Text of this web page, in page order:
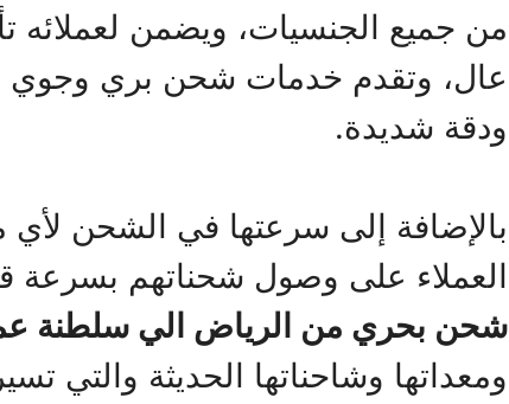
من جميع الجنسيات، ويضمن لعملائه
عال، وتقدم خدمات شحن بري وجوي
ودقة شديدة.
بالإضافة إلى سرعتها في الشحن
العملاء على وصول شحناتهم
شحن بحري من الرياض الي سلطنة
ومعداتها وشاحناتها الحديثة والتي